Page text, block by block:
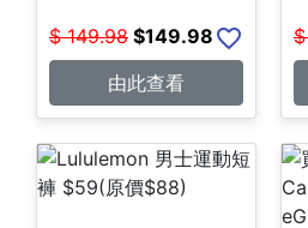
$ 149.98 $149.98
由此查看
$